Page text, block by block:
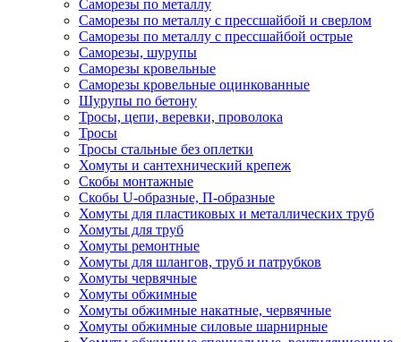
Саморезы по металлу
Саморезы по металлу с прессшайбой и сверлом
Саморезы по металлу с прессшайбой острые
Саморезы, шурупы
Саморезы кровельные
Саморезы кровельные оцинкованные
Шурупы по бетону
Тросы, цепи, веревки, проволока
Тросы
Тросы стальные без оплетки
Хомуты и сантехнический крепеж
Скобы монтажные
Скобы U-образные, П-образные
Хомуты для пластиковых и металлических труб
Хомуты для труб
Хомуты ремонтные
Хомуты для шлангов, труб и патрубков
Хомуты червячные
Хомуты обжимные
Хомуты обжимные накатные, червячные
Хомуты обжимные силовые шарнирные